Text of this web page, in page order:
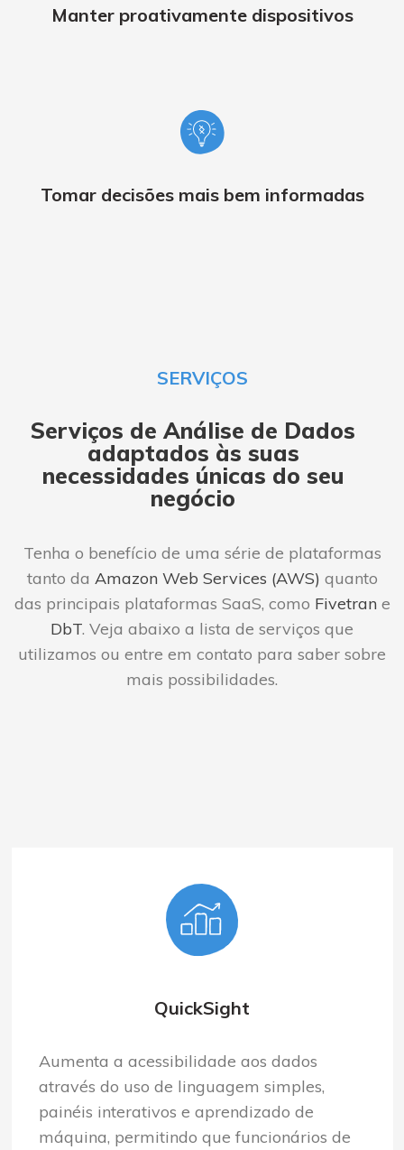
Manter proativamente dispositivos
Tomar decisões mais bem informadas
SERVIÇOS
Serviços de Análise de Dados
adaptados às suas
necessidades únicas do seu
negócio
Tenha o benefício de uma série de plataformas
tanto da Amazon Web Services (AWS) quanto
das principais plataformas SaaS, como Fivetrane
DbT. Veja abaixo a lista de serviços que
utilizamos ou entre em contato para saber sobre
mais possibilidades.
QuickSight
Aumenta a acessibilidade aos dados
através do uso de linguagem simples,
painéis interativos e aprendizado de
máquina, permitindo que funcionários de